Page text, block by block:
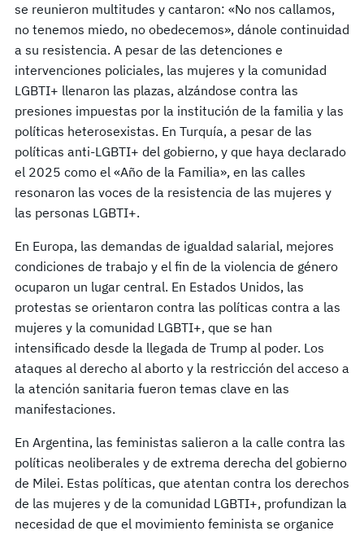
se reunieron multitudes y cantaron: «No nos callamos,
no tenemos miedo, no obedecemos», dánole continuidad
a su resistencia. A pesar de las detenciones e
intervenciones policiales, las mujeres y la comunidad
LGBTI+ llenaron las plazas, alzándose contra las
presiones impuestas por la institución de la familia y las
políticas heterosexistas. En Turquía, a pesar de las
políticas anti-LGBTI+ del gobierno, y que haya declarado
el 2025 como el «Año de la Familia», en las calles
resonaron las voces de la resistencia de las mujeres y
las personas LGBTI+.
En Europa, las demandas de igualdad salarial, mejores
condiciones de trabajo y el fin de la violencia de género
ocuparon un lugar central. En Estados Unidos, las
protestas se orientaron contra las políticas contra a las
mujeres y la comunidad LGBTI+, que se han
intensificado desde la llegada de Trump al poder. Los
ataques al derecho al aborto y la restricción del acceso a
la atención sanitaria fueron temas clave en las
manifestaciones.
En Argentina, las feministas salieron a la calle contra las
políticas neoliberales y de extrema derecha del gobierno
de Milei. Estas políticas, que atentan contra los derechos
de las mujeres y de la comunidad LGBTI+, profundizan la
necesidad de que el movimiento feminista se organice